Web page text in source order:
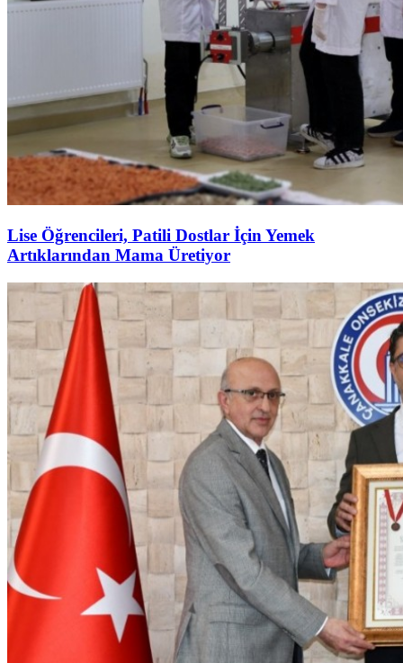
Lise Öğrencileri, Patili Dostlar İçin Yemek
Artıklarından Mama Üretiyor